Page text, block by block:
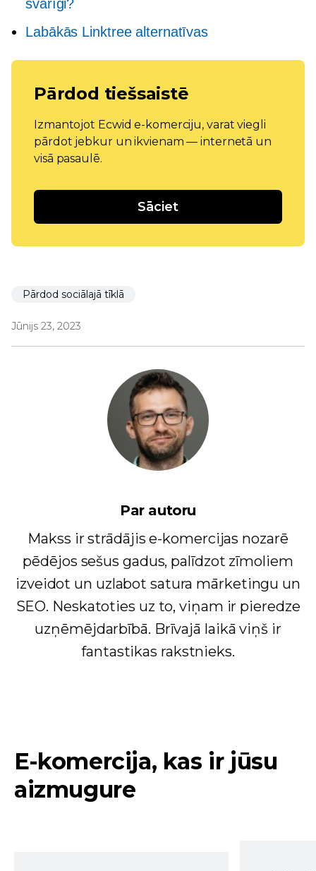
svarīgi?
Labākās Linktree alternatīvas
Pārdod tiešsaistē
Izmantojot Ecwid e-komerciju, varat viegli
pārdot jebkur un ikvienam — internetā un
visā pasaulē.
Sāciet
Pārdod sociālajā tīklā
Jūnijs 23, 2023
Par autoru
Makss ir strādājis e-komercijas nozarē
pēdējos sešus gadus, palīdzot zīmoliem
izveidot un uzlabot satura mārketingu un
SEO. Neskatoties uz to, viņam ir pieredze
uzņēmējdarbībā. Brīvajā laikā viņš ir
fantastikas rakstnieks.
E-komercija, kas ir jūsu
aizmugure